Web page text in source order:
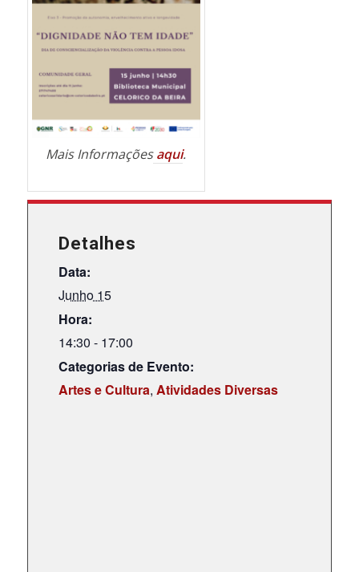
Mais Informaçõesaqui.
Detalhes
Data:
Junho 15
Hora:
14:30 - 17:00
Categorias de Evento:
Artes e Cultura, Atividades Diversas